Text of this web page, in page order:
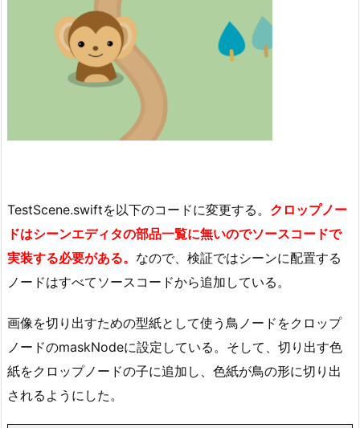
TestScene.swiftを以下のコードに変更する。 クロップノー
ドはシーンエディタの部品一覧に無いのでソースコードで
実装する必要がある。 なので、検証ではシーンに配置する
ノードはすべてソースコードから追加している。
画像を切り出すための型紙として使う鳥ノードをクロップ
ノードのmaskNodeに設定している。そして、切り出す色
紙をクロップノードの子に追加し、色紙が鳥の形に切り出
されるようにした。